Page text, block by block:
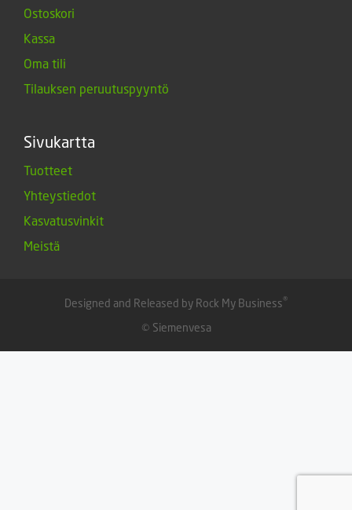
Ostoskori
Kassa
Oma tili
Tilauksen peruutuspyyntö
Sivukartta
Tuotteet
Yhteystiedot
Kasvatusvinkit
Meistä
Designed and Released by Rock My Business®
© Siemenvesa